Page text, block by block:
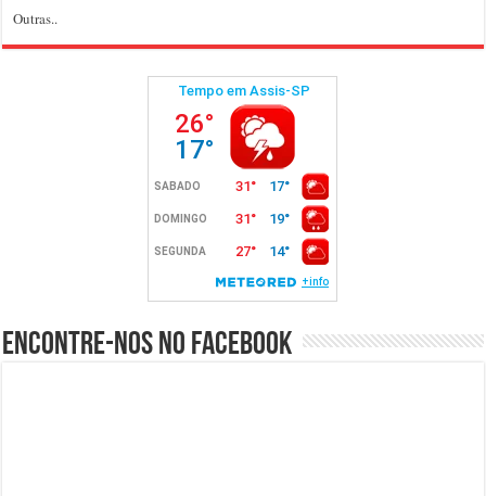
Outras..
Encontre-nos no Facebook